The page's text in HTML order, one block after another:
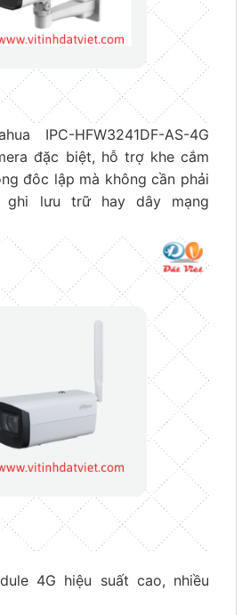
IPC-HFW3241DF-AS-4G
đặc biệt, hỗ trợ khe cắm
đôc lập mà không cần phải
ghi lưu trữ hay dây mạng
4G hiệu suất cao, nhiều